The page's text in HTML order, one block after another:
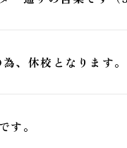
、休校となります。
す。